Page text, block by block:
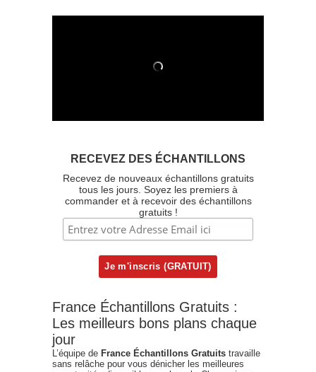
RECEVEZ DES ÉCHANTILLONS
Recevez de nouveaux échantillons gratuits
tous les jours. Soyez les premiers à
commander et à recevoir des échantillons
gratuits !
France Échantillons Gratuits :
Les meilleurs bons plans chaque
jour
L’équipe de France Échantillons Gratuits travaille
sans relâche pour vous dénicher les meilleures